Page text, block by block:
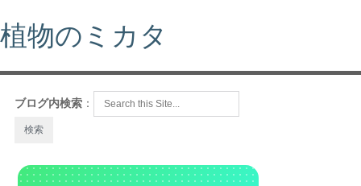
植物のミカタ
ブログ内検索 ：